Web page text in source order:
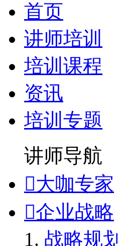
首页
讲师培训
培训课程
资讯
培训专题
讲师导航
大咖专家
企业战略
战略规划